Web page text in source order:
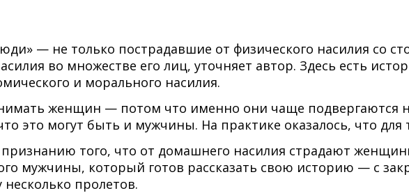
— не только пострадавшие от физического насилия со
во множестве его лиц, уточняет автор. Здесь есть
и морального насилия.
женщин — потом что именно они чаще подвергаются
это могут быть и мужчины. На практике оказалось, что
того, что от домашнего насилия страдают
мужчины, который готов рассказать свою историю — с
пролетов.